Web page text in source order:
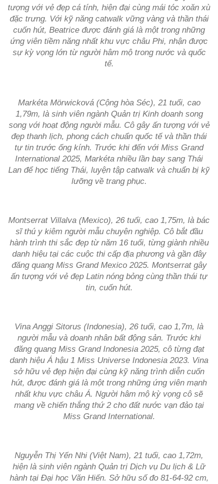
tượng với vẻ đẹp cá tính, hiện đại cùng mái tóc xoăn xù
đặc trưng. Với kỹ năng catwalk vững vàng và thần thái
cuốn hút, Beatrice được đánh giá là một trong những
ứng viên tiềm năng nhất khu vực châu Phi, nhận được
sự kỳ vọng lớn từ người hâm mộ trong nước và quốc
tế.
Markéta Mörwicková (Cộng hòa Séc), 21 tuổi, cao
1,79m, là sinh viên ngành Quản trị Kinh doanh song
song với hoạt động người mẫu. Cô gây ấn tượng với vẻ
đẹp thanh lịch, phong cách chuẩn quốc tế và thần thái
tự tin trước ống kính. Trước khi đến với Miss Grand
International 2025, Markéta nhiều lần bay sang Thái
Lan để học tiếng Thái, luyện tập catwalk và chuẩn bị kỹ
lưỡng về trang phục.
Montserrat Villalva (Mexico), 26 tuổi, cao 1,75m, là bác
sĩ thú y kiêm người mẫu chuyên nghiệp. Cô bắt đầu
hành trình thi sắc đẹp từ năm 16 tuổi, từng giành nhiều
danh hiệu tại các cuộc thi cấp địa phương và gần đây
đăng quang Miss Grand Mexico 2025. Montserrat gây
ấn tượng với vẻ đẹp Latin nóng bỏng cùng thần thái tự
tin, cuốn hút.
Vina Anggi Sitorus (Indonesia), 26 tuổi, cao 1,7m, là
người mẫu và doanh nhân bất động sản. Trước khi
đăng quang Miss Grand Indonesia 2025, cô từng đạt
danh hiệu Á hậu 1 Miss Universe Indonesia 2023. Vina
sở hữu vẻ đẹp hiện đại cùng kỹ năng trình diễn cuốn
hút, được đánh giá là một trong những ứng viên mạnh
nhất khu vực châu Á. Người hâm mộ kỳ vọng cô sẽ
mang về chiến thắng thứ 2 cho đất nước vạn đảo tại
Miss Grand International.
Nguyễn Thị Yến Nhi (Việt Nam), 21 tuổi, cao 1,72m,
hiện là sinh viên ngành Quản trị Dịch vụ Du lịch & Lữ
hành tại Đại học Văn Hiến. Sở hữu số đo 81-64-92 cm,